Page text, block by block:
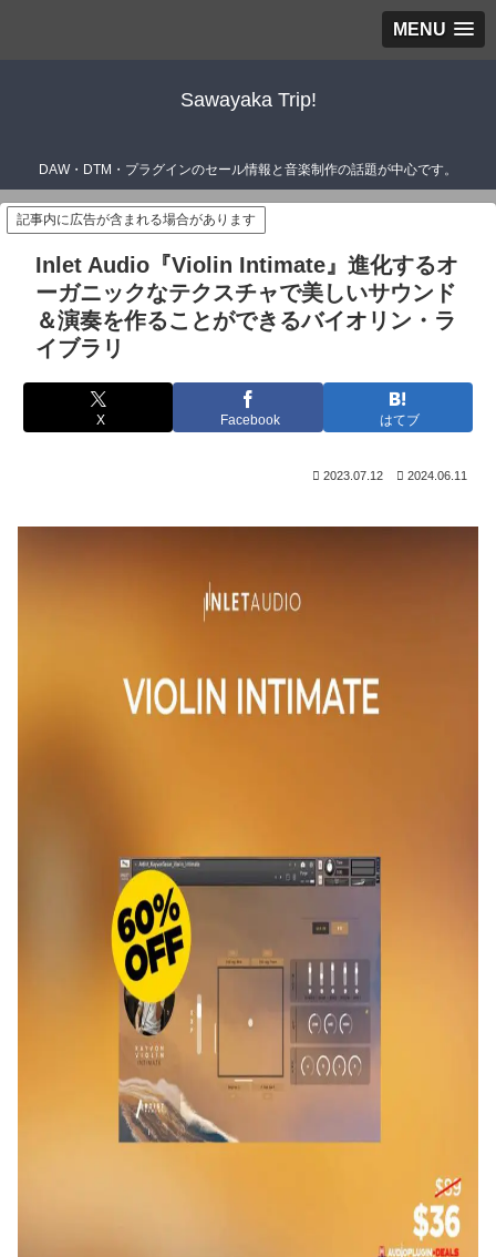
MENU
Sawayaka Trip!
DAW・DTM・プラグインのセール情報と音楽制作の話題が中心です。
記事内に広告が含まれる場合があります
Inlet Audio『Violin Intimate』進化するオ
ーガニックなテクスチャで美しいサウンド
＆演奏を作ることができるバイオリン・ラ
イブラリ
X Facebook はてブ
2023.07.12 2024.06.11